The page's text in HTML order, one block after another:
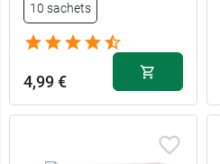
10 sachets
4,99 €